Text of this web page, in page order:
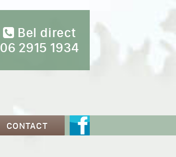
Bel direct
06 2915 1934
CONTACT